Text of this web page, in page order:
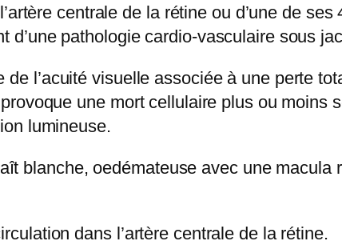
centrale de la rétine ou d’une de
pathologie cardio-vasculaire sous
l’acuité visuelle associée à une perte
une mort cellulaire plus ou moins
lumineuse.
blanche, oedémateuse avec une
dans l’artère centrale de la rétine.